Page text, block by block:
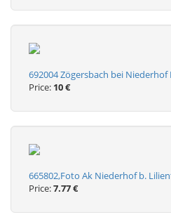
692004 Zögersbach bei Niederhof
Price: 10 €
665802,Foto Ak Niederhof b.
Price:7.77 €